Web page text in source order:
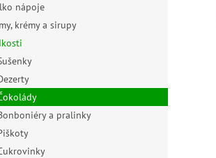
nápoje
krémy a sirupy
a pralinky